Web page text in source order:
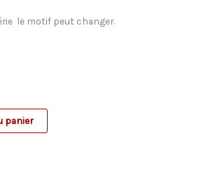
le motif peut changer.
panier